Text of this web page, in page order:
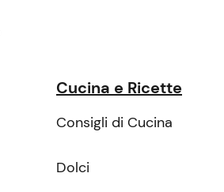
Cucina e Ricette
Consigli di Cucina
Dolci